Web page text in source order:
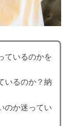
ているのかを
いるのか？納
のか迷ってい